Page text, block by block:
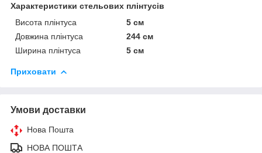
Характеристики стельових плінтусів
Висота плінтуса
5 см
Довжина плінтуса
244 см
Ширина плінтуса
5 см
Приховати
Умови доставки
Нова Пошта
НОВА ПОШТА